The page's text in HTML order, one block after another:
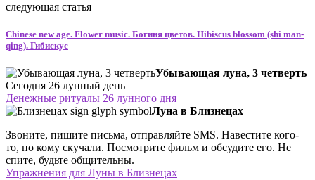
следующая статья
Chinese new age. Flower music. Богиня цветов. Hibiscus blossom (shi man-
qing). Гибискус
Убывающая луна, 3 четверть
Сегодня 26 лунный день
Денежные ритуалы 26 лунного дня
Луна в Близнецах
Звоните, пишите письма, отправляйте SMS. Навестите кого-
то, по кому скучали. Посмотрите фильм и обсудите его. Не
спите, будьте общительны.
Упражнения для Луны в Близнецах